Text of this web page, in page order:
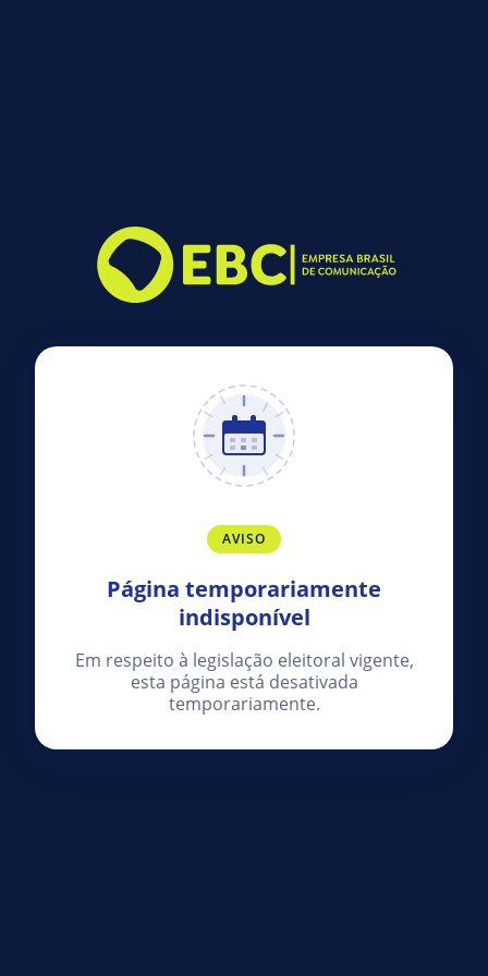
AVISO
Página temporariamente
indisponível
Em respeito à legislação eleitoral vigente,
esta página está desativada
temporariamente.